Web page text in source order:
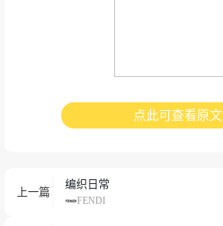
点此可查看原文
上一篇
编织日常
FENDI